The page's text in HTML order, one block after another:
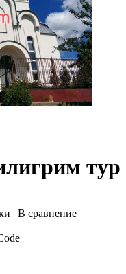
тур
| В сравнение